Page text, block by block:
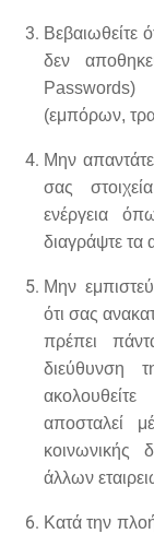
Βεβαιωθείτε
δεν
Passwords)
(εμπόρων,
Μην
σας
ενέργεια
διαγράψτε τα
Μην
ότι σας
πρέπει
διεύθυνση
αποσταλεί
κοινωνικής
άλλων
Κατά την